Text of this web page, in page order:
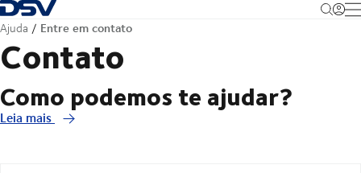
Voltar à página inicial
Ajuda Entre em contato
Contato
Como podemos te ajudar?
Leia mais